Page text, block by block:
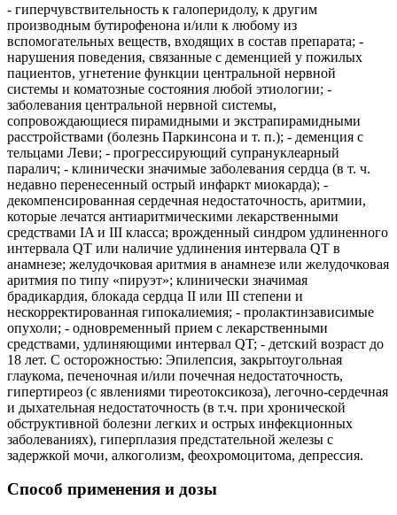
- гиперчувствительность к галоперидолу, к другим
производным бутирофенона и/или к любому из
вспомогательных веществ, входящих в состав препарата; -
нарушения поведения, связанные с деменцией у пожилых
пациентов, угнетение функции центральной нервной
системы и коматозные состояния любой этиологии; -
заболевания центральной нервной системы,
сопровождающиеся пирамидными и экстрапирамидными
расстройствами (болезнь Паркинсона и т. п.); - деменция с
тельцами Леви; - прогрессирующий супрануклеарный
паралич; - клинически значимые заболевания сердца (в т. ч.
недавно перенесенный острый инфаркт миокарда); -
декомпенсированная сердечная недостаточность, аритмии,
которые лечатся антиаритмическими лекарственными
средствами IA и III класса; врожденный синдром удлиненного
интервала QT или наличие удлинения интервала QT в
анамнезе; желудочковая аритмия в анамнезе или желудочковая
аритмия по типу «пируэт»; клинически значимая
брадикардия, блокада сердца II или III степени и
нескорректированная гипокалиемия; - пролактинзависимые
опухоли; - одновременный прием с лекарственными
средствами, удлиняющими интервал QT; - детский возраст до
18 лет. С осторожностью: Эпилепсия, закрытоугольная
глаукома, печеночная и/или почечная недостаточность,
гипертиреоз (с явлениями тиреотоксикоза), легочно-сердечная
и дыхательная недостаточность (в т.ч. при хронической
обструктивной болезни легких и острых инфекционных
заболеваниях), гиперплазия предстательной железы с
задержкой мочи, алкоголизм, феохромоцитома, депрессия.
Способ применения и дозы